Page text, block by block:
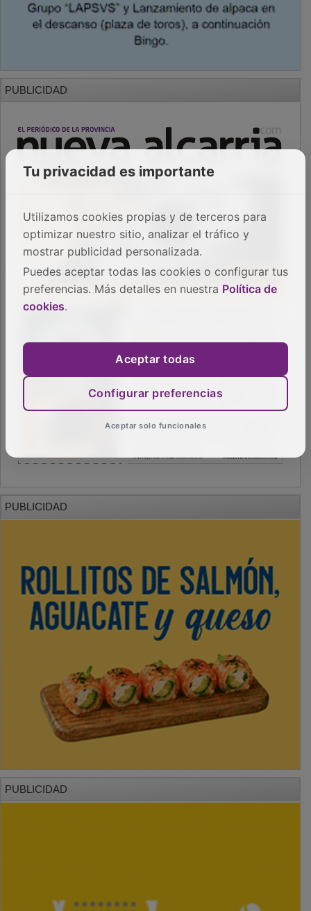
PUBLICIDAD
PUBLICIDAD
Tu privacidad es importante
Utilizamos cookies propias y de terceros para
optimizar nuestro sitio, analizar el tráfico y
mostrar publicidad personalizada.
Puedes aceptar todas las cookies o configurar tus
preferencias. Más detalles en nuestra Política de
cookies.
Aceptar todas
Configurar preferencias
Aceptar solo funcionales